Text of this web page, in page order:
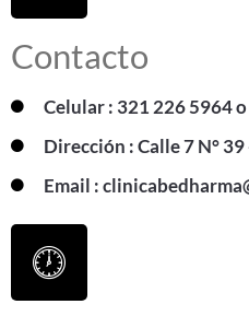
Contacto
Celular : 321 226 5964
Dirección : Calle 7 N°
Email :